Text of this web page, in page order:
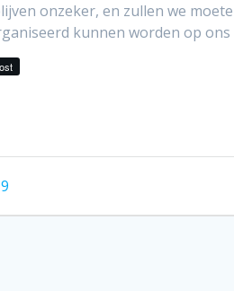
onzeker, en zullen we
kunnen worden op